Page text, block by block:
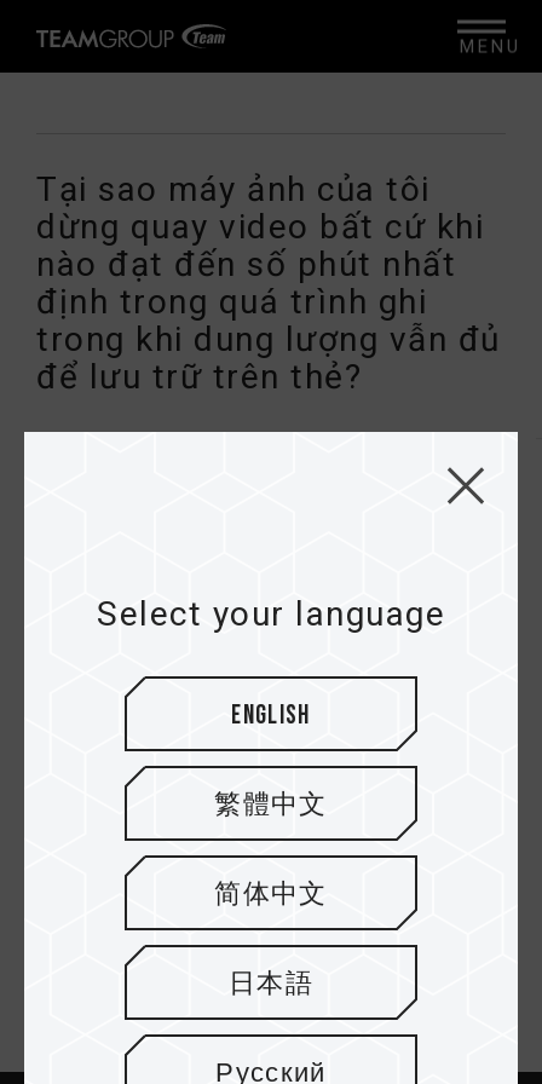
Tại sao máy ảnh của tôi
dừng quay video bất cứ khi
nào đạt đến số phút nhất
định trong quá trình ghi
trong khi dung lượng vẫn đủ
để lưu trữ trên thẻ?
được đặt ở mức giới hạn, thay vì thời gian cố
vượt quá 4GB. Vấn đề này có thể được giải
quyết miễn là định dạng thẻ được thay đổi
thành NTFS hoặc exFAT nếu hai định dạng này
được máy hỗ trợ.
Back to List
Newsletter Subscribe
Select your language
English
繁體中文
简体中文
日本語
Русский
MENU